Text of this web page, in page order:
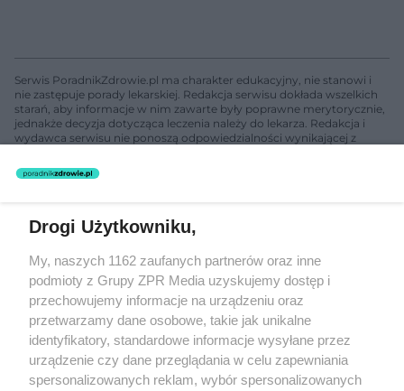
Serwis PoradnikZdrowie.pl ma charakter edukacyjny, nie stanowi i
nie zastępuje porady lekarskiej. Redakcja serwisu dokłada wszelkich
starań, aby informacje w nim zawarte były poprawne merytorycznie,
jednakże decyzja dotycząca leczenia należy do lekarza. Redakcja i
wydawca serwisu nie ponoszą odpowiedzialności wynikającej z
nie prowadzi działalności leczniczej polegającej na udzielaniu
świadczeń zdrowotnych w rozumieniu art. 3 ust 1 ustawy o
Żaden utwór zamieszczony w serwisie nie może być powielany i
rozpowszechniany lub dalej rozpowszechniany w jakikolwiek sposób
(w tym także elektroniczny lub mechaniczny) na jakimkolwiek polu
eksploatacji w jakiejkolwiek formie, włącznie z umieszczaniem w
Internecie bez pisemnej zgody właściciela praw. Jakiekolwiek użycie
lub wykorzystanie utworów w całości lub w części z naruszeniem
prawa, tzn. bez właściwej zgody, jest zabronione pod groźbą kary i
może być ścigane prawnie.
Drogi Użytkowniku,
My, naszych 1162 zaufanych partnerów oraz inne
podmioty z Grupy ZPR Media uzyskujemy dostęp i
przechowujemy informacje na urządzeniu oraz
przetwarzamy dane osobowe, takie jak unikalne
identyfikatory, standardowe informacje wysyłane przez
urządzenie czy dane przeglądania w celu zapewniania
spersonalizowanych reklam, wybór spersonalizowanych